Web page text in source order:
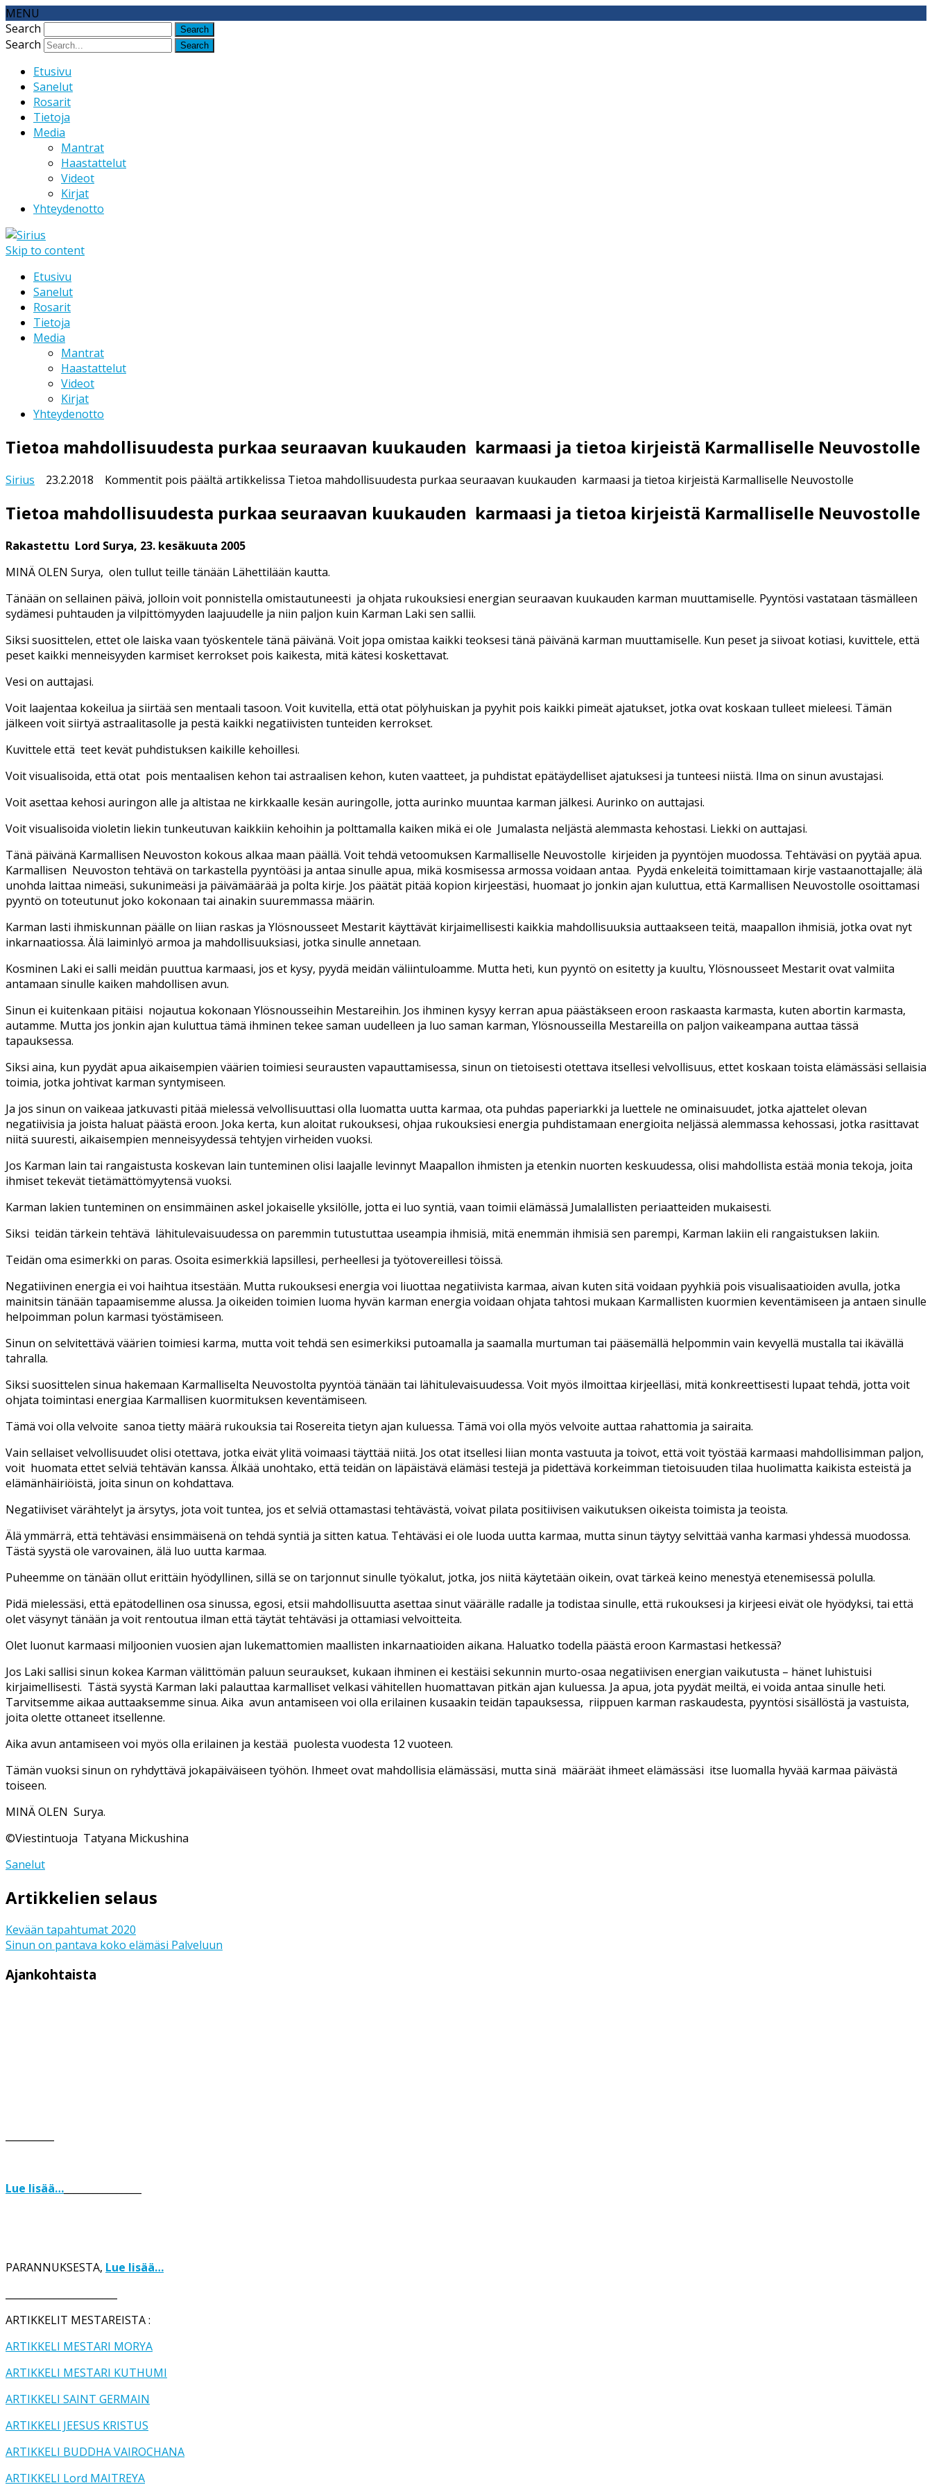
MENU
Search
Search
Etusivu
Sanelut
Rosarit
Tietoja
Media
Mantrat
Haastattelut
Videot
Kirjat
Yhteydenotto
Skip to content
Etusivu
Sanelut
Rosarit
Tietoja
Media
Mantrat
Haastattelut
Videot
Kirjat
Yhteydenotto
Tietoa mahdollisuudesta purkaa seuraavan kuukauden karmaasi ja tietoa kirjeistä Karmalliselle Neuvostolle
Sirius 23.2.2018 Kommentit pois päältä artikkelissa Tietoa mahdollisuudesta purkaa seuraavan kuukauden karmaasi ja tietoa kirjeistä Karmalliselle Neuvostolle
Tietoa mahdollisuudesta purkaa seuraavan kuukauden karmaasi ja tietoa kirjeistä Karmalliselle Neuvostolle
Rakastettu Lord Surya, 23. kesäkuuta 2005
MINÄ OLEN Surya, olen tullut teille tänään Lähettilään kautta.
Tänään on sellainen päivä, jolloin voit ponnistella omistautuneesti ja ohjata rukouksiesi energian seuraavan kuukauden karman muuttamiselle. Pyyntösi vastataan täsmälleen
sydämesi puhtauden ja vilpittömyyden laajuudelle ja niin paljon kuin Karman Laki sen sallii.
Siksi suosittelen, ettet ole laiska vaan työskentele tänä päivänä. Voit jopa omistaa kaikki teoksesi tänä päivänä karman muuttamiselle. Kun peset ja siivoat kotiasi, kuvittele, että
peset kaikki menneisyyden karmiset kerrokset pois kaikesta, mitä kätesi koskettavat.
Vesi on auttajasi.
Voit laajentaa kokeilua ja siirtää sen mentaali tasoon. Voit kuvitella, että otat pölyhuiskan ja pyyhit pois kaikki pimeät ajatukset, jotka ovat koskaan tulleet mieleesi. Tämän
jälkeen voit siirtyä astraalitasolle ja pestä kaikki negatiivisten tunteiden kerrokset.
Kuvittele että teet kevät puhdistuksen kaikille kehoillesi.
Voit visualisoida, että otat pois mentaalisen kehon tai astraalisen kehon, kuten vaatteet, ja puhdistat epätäydelliset ajatuksesi ja tunteesi niistä. Ilma on sinun avustajasi.
Voit asettaa kehosi auringon alle ja altistaa ne kirkkaalle kesän auringolle, jotta aurinko muuntaa karman jälkesi. Aurinko on auttajasi.
Voit visualisoida violetin liekin tunkeutuvan kaikkiin kehoihin ja polttamalla kaiken mikä ei ole Jumalasta neljästä alemmasta kehostasi. Liekki on auttajasi.
Tänä päivänä Karmallisen Neuvoston kokous alkaa maan päällä. Voit tehdä vetoomuksen Karmalliselle Neuvostolle kirjeiden ja pyyntöjen muodossa. Tehtäväsi on pyytää apua.
Karmallisen Neuvoston tehtävä on tarkastella pyyntöäsi ja antaa sinulle apua, mikä kosmisessa armossa voidaan antaa. Pyydä enkeleitä toimittamaan kirje vastaanottajalle; älä
unohda laittaa nimeäsi, sukunimeäsi ja päivämäärää ja polta kirje. Jos päätät pitää kopion kirjeestäsi, huomaat jo jonkin ajan kuluttua, että Karmallisen Neuvostolle osoittamasi
pyyntö on toteutunut joko kokonaan tai ainakin suuremmassa määrin.
Karman lasti ihmiskunnan päälle on liian raskas ja Ylösnousseet Mestarit käyttävät kirjaimellisesti kaikkia mahdollisuuksia auttaakseen teitä, maapallon ihmisiä, jotka ovat nyt
inkarnaatiossa. Älä laiminlyö armoa ja mahdollisuuksiasi, jotka sinulle annetaan.
Kosminen Laki ei salli meidän puuttua karmaasi, jos et kysy, pyydä meidän väliintuloamme. Mutta heti, kun pyyntö on esitetty ja kuultu, Ylösnousseet Mestarit ovat valmiita
antamaan sinulle kaiken mahdollisen avun.
Sinun ei kuitenkaan pitäisi nojautua kokonaan Ylösnousseihin Mestareihin. Jos ihminen kysyy kerran apua päästäkseen eroon raskaasta karmasta, kuten abortin karmasta,
autamme. Mutta jos jonkin ajan kuluttua tämä ihminen tekee saman uudelleen ja luo saman karman, Ylösnousseilla Mestareilla on paljon vaikeampana auttaa tässä
tapauksessa.
Siksi aina, kun pyydät apua aikaisempien väärien toimiesi seurausten vapauttamisessa, sinun on tietoisesti otettava itsellesi velvollisuus, ettet koskaan toista elämässäsi sellaisia
toimia, jotka johtivat karman syntymiseen.
Ja jos sinun on vaikeaa jatkuvasti pitää mielessä velvollisuuttasi olla luomatta uutta karmaa, ota puhdas paperiarkki ja luettele ne ominaisuudet, jotka ajattelet olevan
negatiivisia ja joista haluat päästä eroon. Joka kerta, kun aloitat rukouksesi, ohjaa rukouksiesi energia puhdistamaan energioita neljässä alemmassa kehossasi, jotka rasittavat
niitä suuresti, aikaisempien menneisyydessä tehtyjen virheiden vuoksi.
Jos Karman lain tai rangaistusta koskevan lain tunteminen olisi laajalle levinnyt Maapallon ihmisten ja etenkin nuorten keskuudessa, olisi mahdollista estää monia tekoja, joita
ihmiset tekevät tietämättömyytensä vuoksi.
Karman lakien tunteminen on ensimmäinen askel jokaiselle yksilölle, jotta ei luo syntiä, vaan toimii elämässä Jumalallisten periaatteiden mukaisesti.
Siksi teidän tärkein tehtävä lähitulevaisuudessa on paremmin tutustuttaa useampia ihmisiä, mitä enemmän ihmisiä sen parempi, Karman lakiin eli rangaistuksen lakiin.
Teidän oma esimerkki on paras. Osoita esimerkkiä lapsillesi, perheellesi ja työtovereillesi töissä.
Negatiivinen energia ei voi haihtua itsestään. Mutta rukouksesi energia voi liuottaa negatiivista karmaa, aivan kuten sitä voidaan pyyhkiä pois visualisaatioiden avulla, jotka
mainitsin tänään tapaamisemme alussa. Ja oikeiden toimien luoma hyvän karman energia voidaan ohjata tahtosi mukaan Karmallisten kuormien keventämiseen ja antaen sinulle
helpoimman polun karmasi työstämiseen.
Sinun on selvitettävä väärien toimiesi karma, mutta voit tehdä sen esimerkiksi putoamalla ja saamalla murtuman tai pääsemällä helpommin vain kevyellä mustalla tai ikävällä
tahralla.
Siksi suosittelen sinua hakemaan Karmalliselta Neuvostolta pyyntöä tänään tai lähitulevaisuudessa. Voit myös ilmoittaa kirjeelläsi, mitä konkreettisesti lupaat tehdä, jotta voit
ohjata toimintasi energiaa Karmallisen kuormituksen keventämiseen.
Tämä voi olla velvoite sanoa tietty määrä rukouksia tai Rosereita tietyn ajan kuluessa. Tämä voi olla myös velvoite auttaa rahattomia ja sairaita.
Vain sellaiset velvollisuudet olisi otettava, jotka eivät ylitä voimaasi täyttää niitä. Jos otat itsellesi liian monta vastuuta ja toivot, että voit työstää karmaasi mahdollisimman paljon,
voit huomata ettet selviä tehtävän kanssa. Älkää unohtako, että teidän on läpäistävä elämäsi testejä ja pidettävä korkeimman tietoisuuden tilaa huolimatta kaikista esteistä ja
elämänhäiriöistä, joita sinun on kohdattava.
Negatiiviset värähtelyt ja ärsytys, jota voit tuntea, jos et selviä ottamastasi tehtävästä, voivat pilata positiivisen vaikutuksen oikeista toimista ja teoista.
Älä ymmärrä, että tehtäväsi ensimmäisenä on tehdä syntiä ja sitten katua. Tehtäväsi ei ole luoda uutta karmaa, mutta sinun täytyy selvittää vanha karmasi yhdessä muodossa.
Tästä syystä ole varovainen, älä luo uutta karmaa.
Puheemme on tänään ollut erittäin hyödyllinen, sillä se on tarjonnut sinulle työkalut, jotka, jos niitä käytetään oikein, ovat tärkeä keino menestyä etenemisessä polulla.
Pidä mielessäsi, että epätodellinen osa sinussa, egosi, etsii mahdollisuutta asettaa sinut väärälle radalle ja todistaa sinulle, että rukouksesi ja kirjeesi eivät ole hyödyksi, tai että
olet väsynyt tänään ja voit rentoutua ilman että täytät tehtäväsi ja ottamiasi velvoitteita.
Olet luonut karmaasi miljoonien vuosien ajan lukemattomien maallisten inkarnaatioiden aikana. Haluatko todella päästä eroon Karmastasi hetkessä?
Jos Laki sallisi sinun kokea Karman välittömän paluun seuraukset, kukaan ihminen ei kestäisi sekunnin murto-osaa negatiivisen energian vaikutusta – hänet luhistuisi
kirjaimellisesti. Tästä syystä Karman laki palauttaa karmalliset velkasi vähitellen huomattavan pitkän ajan kuluessa. Ja apua, jota pyydät meiltä, ei voida antaa sinulle heti.
Tarvitsemme aikaa auttaaksemme sinua. Aika avun antamiseen voi olla erilainen kusaakin teidän tapauksessa, riippuen karman raskaudesta, pyyntösi sisällöstä ja vastuista,
joita olette ottaneet itsellenne.
Aika avun antamiseen voi myös olla erilainen ja kestää puolesta vuodesta 12 vuoteen.
Tämän vuoksi sinun on ryhdyttävä jokapäiväiseen työhön. Ihmeet ovat mahdollisia elämässäsi, mutta sinä määräät ihmeet elämässäsi itse luomalla hyvää karmaa päivästä
toiseen.
MINÄ OLEN Surya.
©Viestintuoja Tatyana Mickushina
Sanelut
Artikkelien selaus
Kevään tapahtumat 2020
Sinun on pantava koko elämäsi Palveluun
Ajankohtaista
Lue lisää…
PARANNUKSESTA, Lue lisää…
ARTIKKELIT MESTAREISTA :
ARTIKKELI MESTARI MORYA
ARTIKKELI MESTARI KUTHUMI
ARTIKKELI SAINT GERMAIN
ARTIKKELI JEESUS KRISTUS
ARTIKKELI BUDDHA VAIROCHANA
ARTIKKELI Lord MAITREYA